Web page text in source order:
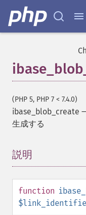
(PHP 5, PHP 7 < 7.4.0)
ibase_blob_create
生成する
説明
function